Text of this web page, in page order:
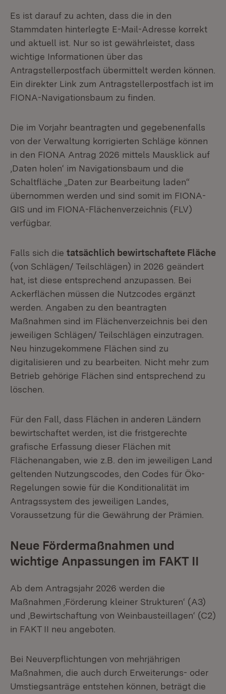
Es ist darauf zu achten, dass die in den
Stammdaten hinterlegte E-Mail-Adresse korrekt
und aktuell ist. Nur so ist gewährleistet, dass
wichtige Informationen über das
Antragstellerpostfach übermittelt werden können.
Ein direkter Link zum Antragstellerpostfach ist im
FIONA-Navigationsbaum zu finden.
Die im Vorjahr beantragten und gegebenenfalls
von der Verwaltung korrigierten Schläge können
in den FIONA Antrag 2026 mittels Mausklick auf
‚Daten holen‘ im Navigationsbaum und die
Schaltfläche „Daten zur Bearbeitung laden“
übernommen werden und sind somit im FIONA-
GIS und im FIONA-Flächenverzeichnis (FLV)
verfügbar.
Falls sich die tatsächlich bewirtschaftete Fläche
(von Schlägen/ Teilschlägen) in 2026 geändert
hat, ist diese entsprechend anzupassen. Bei
Ackerflächen müssen die Nutzcodes ergänzt
werden. Angaben zu den beantragten
Maßnahmen sind im Flächenverzeichnis bei den
jeweiligen Schlägen/ Teilschlägen einzutragen.
Neu hinzugekommene Flächen sind zu
digitalisieren und zu bearbeiten. Nicht mehr zum
Betrieb gehörige Flächen sind entsprechend zu
löschen.
Für den Fall, dass Flächen in anderen Ländern
bewirtschaftet werden, ist die fristgerechte
grafische Erfassung dieser Flächen mit
Flächenangaben, wie z.B. den im jeweiligen Land
geltenden Nutzungscodes, den Codes für Öko-
Regelungen sowie für die Konditionalität im
Antragssystem des jeweiligen Landes,
Voraussetzung für die Gewährung der Prämien.
Neue Fördermaßnahmen und
wichtige Anpassungen im FAKT II
Ab dem Antragsjahr 2026 werden die
Maßnahmen ‚Förderung kleiner Strukturen‘ (A3)
und ‚Bewirtschaftung von Weinbausteillagen‘ (C2)
in FAKT II neu angeboten.
Bei Neuverpflichtungen von mehrjährigen
Maßnahmen, die auch durch Erweiterungs- oder
Umstiegsanträge entstehen können, beträgt die